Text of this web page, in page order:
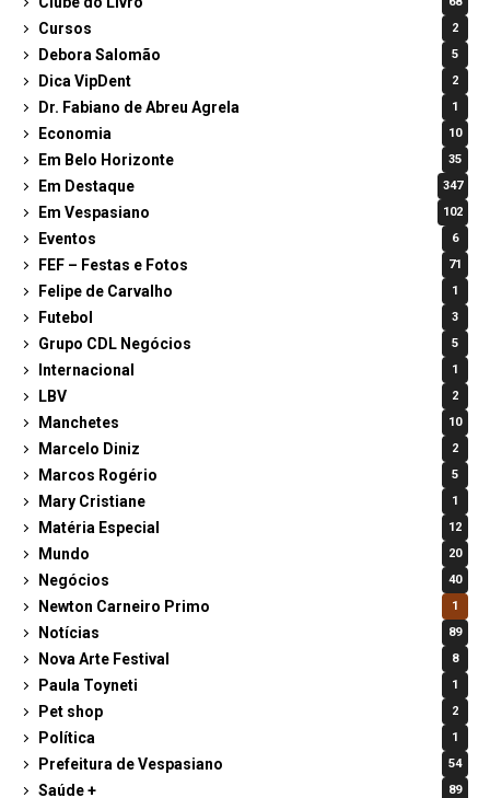
Cursos 2
Debora Salomão 5
Dica VipDent 2
Dr. Fabiano de Abreu Agrela 1
Economia 10
Em Belo Horizonte 35
Em Destaque 347
Em Vespasiano 102
Eventos 6
FEF – Festas e Fotos 71
Felipe de Carvalho 1
Futebol 3
Grupo CDL Negócios 5
Internacional 1
LBV 2
Manchetes 10
Marcelo Diniz 2
Marcos Rogério 5
Mary Cristiane 1
Matéria Especial 12
Mundo 20
Negócios 40
Newton Carneiro Primo 1
Notícias 89
Nova Arte Festival 8
Paula Toyneti 1
Pet shop 2
Política 1
Prefeitura de Vespasiano 54
Saúde + 89